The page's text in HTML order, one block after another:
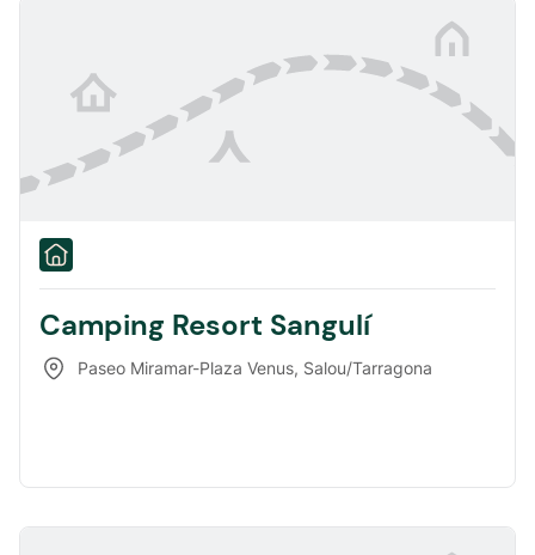
Camping Resort Sangulí
Paseo Miramar-Plaza Venus, Salou/Tarragona